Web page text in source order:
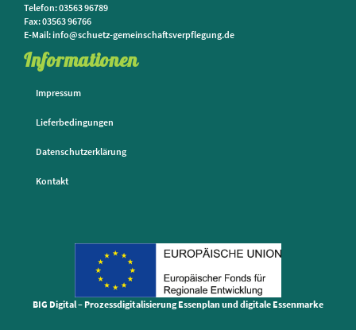
Telefon: 03563 96789
Fax: 03563 96766
E-Mail: info@schuetz-gemeinschaftsverpflegung.de
Informationen
Impressum
Lieferbedingungen
Datenschutzerklärung
Kontakt
BIG Digital – Prozessdigitalisierung Essenplan und digitale Essenmarke